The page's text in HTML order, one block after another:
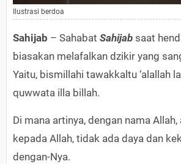
Ilustrasi berdoa
Sahijab – Sahabat Sahijab saat
biasakan melafalkan dzikir yang
Yaitu, bismillahi tawakkaltu ‘alallah
quwwata illa billah.
Di mana artinya, dengan nama
kepada Allah, tidak ada daya dan
dengan-Nya.